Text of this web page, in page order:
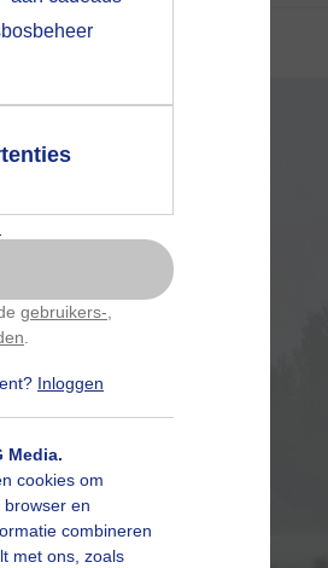
gebruikers-
Inloggen
Media.
cookies om
en
combineren
met ons, zoals
op hebt
pop-up uit
later
dag deze pop-up
passen